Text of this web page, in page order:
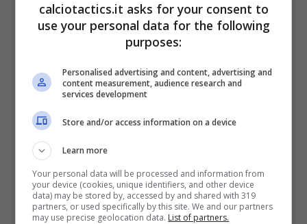
Dalla Juve alla Roma: la scelta dei
Friedkin spiazza tutti
7 Gennaio 2024
calciotactics.it asks for your consent to
use your personal data for the following
purposes:
Personalised advertising and content, advertising and
content measurement, audience research and
services development
Store and/or access information on a device
Learn more
Your personal data will be processed and information from
your device (cookies, unique identifiers, and other device
data) may be stored by, accessed by and shared with 319
partners, or used specifically by this site. We and our partners
may use precise geolocation data. List of partners.